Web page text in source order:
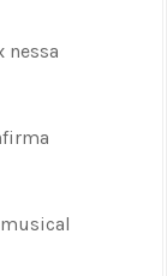
nessa